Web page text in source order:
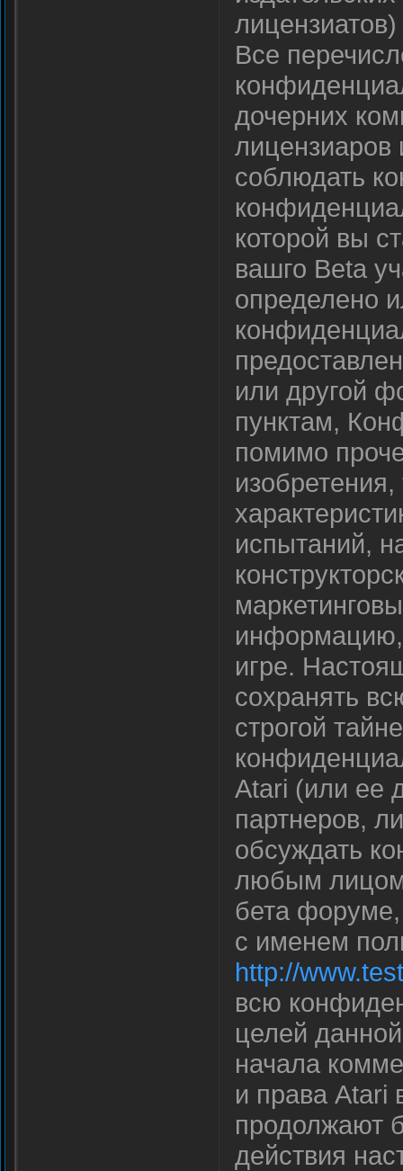
Все
дочерних
лицензиаров
соблюдать
которой вы
вашго Beta
определено
или другой
пунктам,
помимо
испытаний,
информацию,
игре.
сохранять
строгой
Atari (или ее
партнеров,
обсуждать
любым
бета
с именем
http://
всю
целей
начала
и права Atari
продолжают
действия